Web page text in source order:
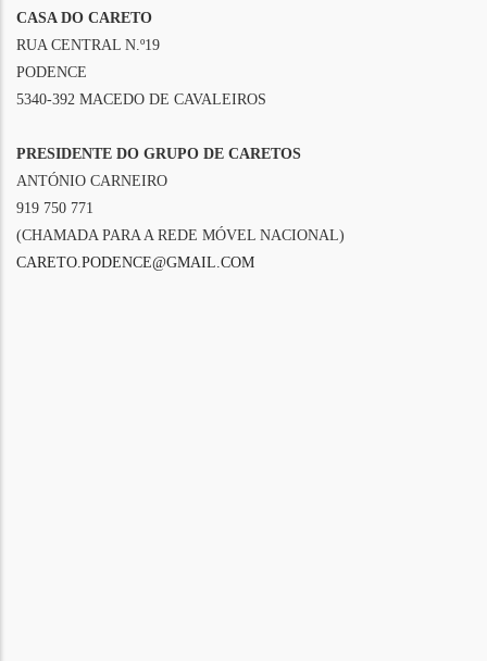
CASA DO CARETO
RUA CENTRAL N.º19
PODENCE
5340-392 MACEDO DE CAVALEIROS
PRESIDENTE DO GRUPO DE CARETOS
ANTÓNIO CARNEIRO
919 750 771
(CHAMADA PARA A REDE MÓVEL NACIONAL)
CARETO.PODENCE@GMAIL.COM